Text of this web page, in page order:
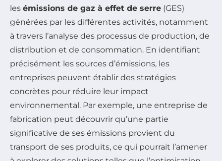
les émissions de gaz à effet de serre (GES)
générées par les différentes activités, notamment
à travers l’analyse des processus de production, de
distribution et de consommation. En identifiant
précisément les sources d’émissions, les
entreprises peuvent établir des stratégies
concrètes pour réduire leur impact
environnemental. Par exemple, une entreprise de
fabrication peut découvrir qu’une partie
significative de ses émissions provient du
transport de ses produits, ce qui pourrait l’amener